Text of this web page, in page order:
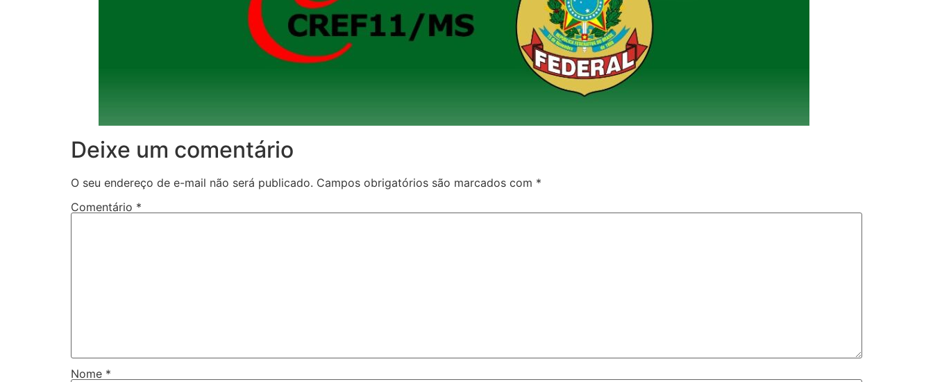
Deixe um comentário
O seu endereço de e-mail não será publicado. Campos obrigatórios são marcados com *
Comentário *
Nome *